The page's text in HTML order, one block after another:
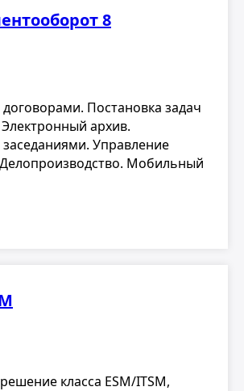
8
Постановка задач
архив.
Управление
Мобильный
класса ESM/ITSM,